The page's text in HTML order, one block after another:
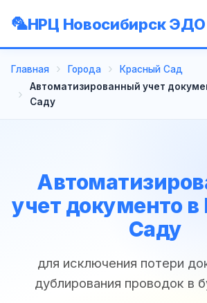
НРЦ Новосибирск ЭДО
Главная Города
Красный Сад
Автоматизированный учет
Саду
учет документо
Саду
для исключения потери
дублирования проводок в